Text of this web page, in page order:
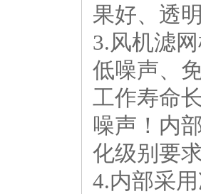
果好、透
3.风机滤
低噪声、
工作寿命
噪声！内
化级别要
4.内部采